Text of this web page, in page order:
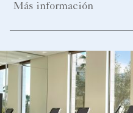
Más información